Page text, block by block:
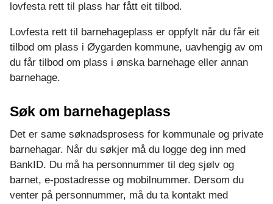
lovfesta rett til plass har fått eit tilbod.
Lovfesta rett til barnehageplass er oppfylt når du får eit
tilbod om plass i Øygarden kommune, uavhengig av om
du får tilbod om plass i ønska barnehage eller annan
barnehage.
Søk om barnehageplass
Det er same søknadsprosess for kommunale og private
barnehagar. Når du søkjer må du logge deg inn med
BankID. Du må ha personnummer til deg sjølv og
barnet, e-postadresse og mobilnummer. Dersom du
venter på personnummer, må du ta kontakt med